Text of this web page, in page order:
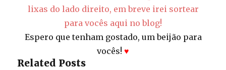
lixas do lado direito, em breve irei sortear
para vocês aqui no blog!
Espero que tenham gostado, um beijão para
vocês! ♥
Related Posts